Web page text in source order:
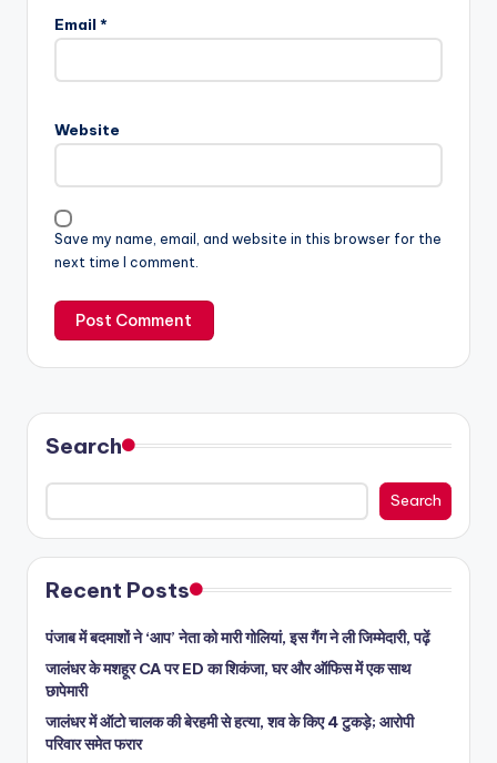
Email *
Website
Save my name, email, and website in this browser for the
next time I comment.
Search
Search
Recent Posts
पंजाब में बदमाशों ने ‘आप’ नेता को मारी गोलियां, इस गैंग ने ली जिम्मेदारी, पढ़ें
जालंधर के मशहूर CA पर ED का शिकंजा, घर और ऑफिस में एक साथ
छापेमारी
जालंधर में ऑटो चालक की बेरहमी से हत्या, शव के किए 4 टुकड़े; आरोपी
परिवार समेत फरार